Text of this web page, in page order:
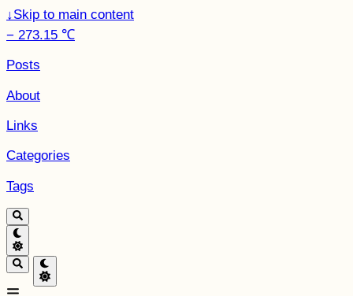
↓Skip to main content
− 273.15 ℃
Posts
About
Links
Categories
Tags